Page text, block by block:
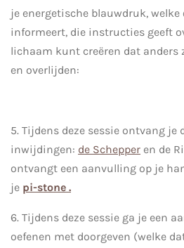
je energetische blauwdruk,
informeert, die instructies geeft
lichaam kunt creëren dat anders
en overlijden:
5. Tijdens deze sessie ontvang je
inwijdingen: de Schepper en de
ontvangt een aanvulling op je
je pi-stone .
6. Tijdens deze sessie ga je een
oefenen met doorgeven (welke